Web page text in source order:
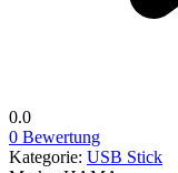
0.0
0 Bewertung
Kategorie: USB Stick